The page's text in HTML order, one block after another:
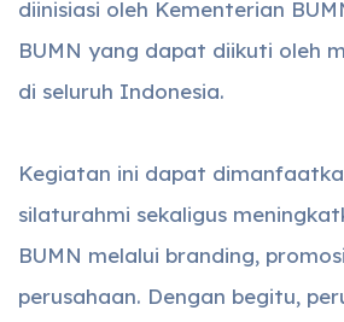
diinisiasi oleh Kementerian
BUMN yang dapat diikuti oleh
di seluruh Indonesia.
Kegiatan ini dapat
silaturahmi sekaligus
BUMN melalui branding,
perusahaan. Dengan begitu,